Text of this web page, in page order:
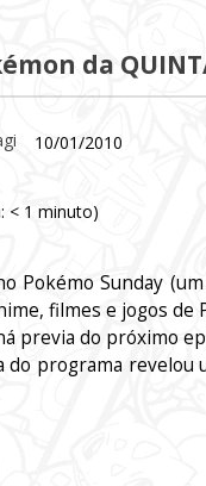
da
10/01/2010
< 1 minuto)
Pokémo Sunday
filmes e jogos de
previa do próximo
do programa revelou